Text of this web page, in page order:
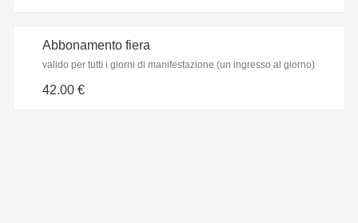
Abbonamento fiera
valido per tutti i giorni di manifestazione (un ingresso al giorno)
42.00 €